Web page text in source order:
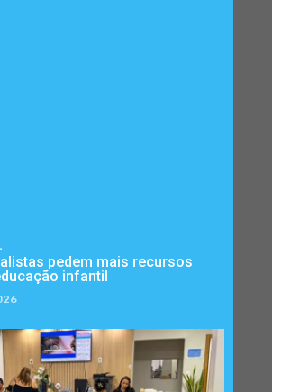
pedem mais recursos
infantil